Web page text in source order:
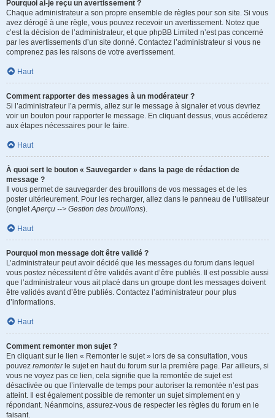
Pourquoi ai-je reçu un avertissement ?
Chaque administrateur a son propre ensemble de règles pour son site. Si vous
avez dérogé à une règle, vous pouvez recevoir un avertissement. Notez que
c’est la décision de l’administrateur, et que phpBB Limited n’est pas concerné
par les avertissements d’un site donné. Contactez l’administrateur si vous ne
comprenez pas les raisons de votre avertissement.
Haut
Comment rapporter des messages à un modérateur ?
Si l’administrateur l’a permis, allez sur le message à signaler et vous devriez
voir un bouton pour rapporter le message. En cliquant dessus, vous accéderez
aux étapes nécessaires pour le faire.
Haut
À quoi sert le bouton « Sauvegarder » dans la page de rédaction de
message ?
Il vous permet de sauvegarder des brouillons de vos messages et de les
poster ultérieurement. Pour les recharger, allez dans le panneau de l’utilisateur
(ongletAperçu --> Gestion des brouillons).
Haut
Pourquoi mon message doit être validé ?
L’administrateur peut avoir décidé que les messages du forum dans lequel
vous postez nécessitent d’être validés avant d’être publiés. Il est possible aussi
que l’administrateur vous ait placé dans un groupe dont les messages doivent
être validés avant d’être publiés. Contactez l’administrateur pour plus
d’informations.
Haut
Comment remonter mon sujet ?
En cliquant sur le lien « Remonter le sujet » lors de sa consultation, vous
pouvez remonterle sujet en haut du forum sur la première page. Par ailleurs, si
vous ne voyez pas ce lien, cela signifie que la remontée de sujet est
désactivée ou que l’intervalle de temps pour autoriser la remontée n’est pas
atteint. Il est également possible de remonter un sujet simplement en y
répondant. Néanmoins, assurez-vous de respecter les règles du forum en le
faisant.